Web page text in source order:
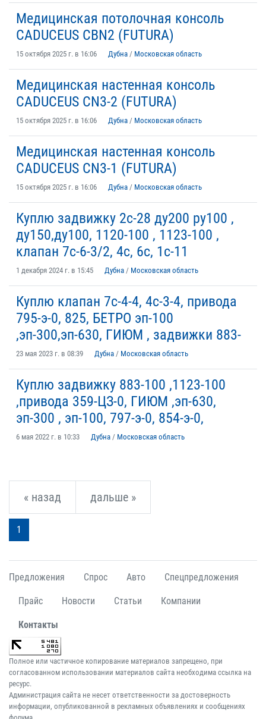
Медицинская потолочная консоль
CADUCEUS CBN2 (FUTURA)
15 октября 2025 г. в 16:06 Дубна / Московская область
Медицинская настенная консоль
CADUCEUS CN3-2 (FUTURA)
15 октября 2025 г. в 16:06 Дубна / Московская область
Медицинская настенная консоль
CADUCEUS CN3-1 (FUTURA)
15 октября 2025 г. в 16:06 Дубна / Московская область
Куплю задвижку 2с-28 ду200 ру100 ,
ду150,ду100, 1120-100 , 1123-100 ,
клапан 7с-6-3/2, 4с, 6с, 1с-11
1 декабря 2024 г. в 15:45 Дубна / Московская область
Куплю клапан 7с-4-4, 4с-3-4, привода
795-э-0, 825, БЕТРО эп-100
,эп-300,эп-630, ГИЮМ , задвижки 883-
23 мая 2023 г. в 08:39 Дубна / Московская область
Куплю задвижку 883-100 ,1123-100
,привода 359-ЦЗ-0, ГИЮМ ,эп-630,
эп-300 , эп-100, 797-э-0, 854-э-0,
6 мая 2022 г. в 10:33 Дубна / Московская область
« назад дальше »
1
Предложения Спрос Авто Спецпредложения
Прайс Новости Статьи Компании
Контакты
Полное или частичное копирование материалов запрещено, при
согласованном использовании материалов сайта необходима ссылка на
ресурс.
Администрация сайта не несет ответственности за достоверность
информации, опубликованной в рекламных объявлениях и сообщениях